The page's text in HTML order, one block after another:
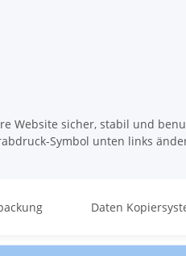
Website sicher, stabil und
Symbol unten links
Daten